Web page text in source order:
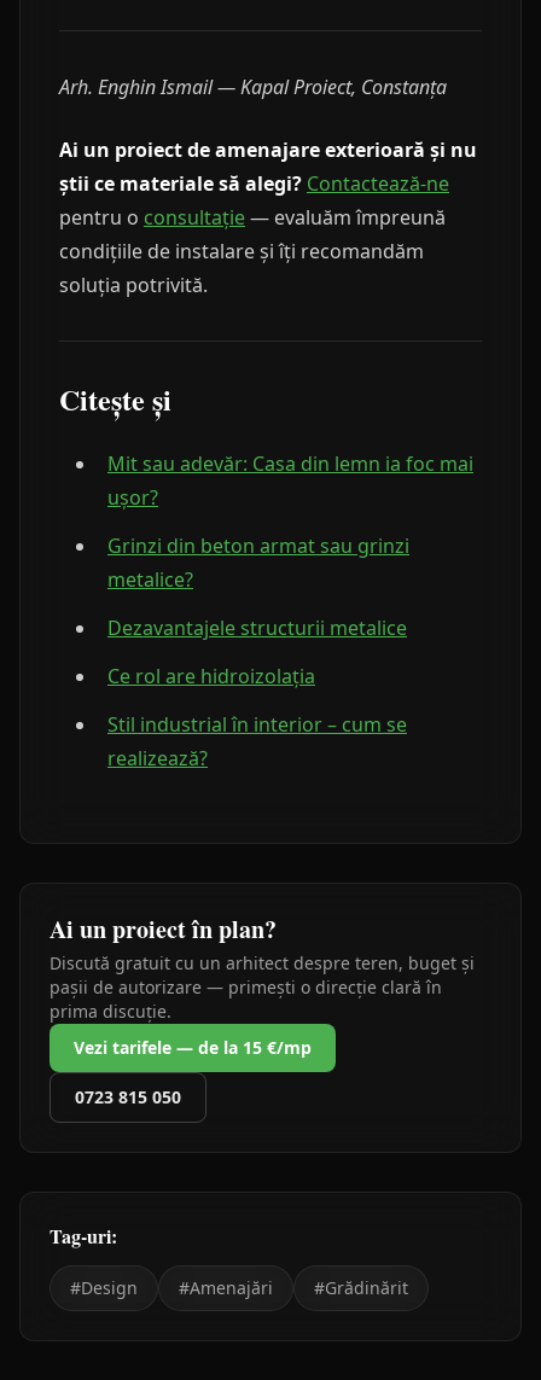
Arh. Enghin Ismail — Kapal Proiect, Constanța
Ai un proiect de amenajare exterioară și nu
știi ce materiale să alegi? Contactează-ne
pentru o consultație— evaluăm împreună
condițiile de instalare și îți recomandăm
soluția potrivită.
Citește și
Mit sau adevăr: Casa din lemn ia foc mai
ușor?
Grinzi din beton armat sau grinzi
metalice?
Dezavantajele structurii metalice
Ce rol are hidroizolația
Stil industrial în interior – cum se
realizează?
Ai un proiect în plan?
Discută gratuit cu un arhitect despre teren, buget și
pașii de autorizare — primești o direcție clară în
prima discuție.
Vezi tarifele — de la 15 €/mp
0723 815 050
Tag-uri:
#Design #Amenajări #Grădinărit